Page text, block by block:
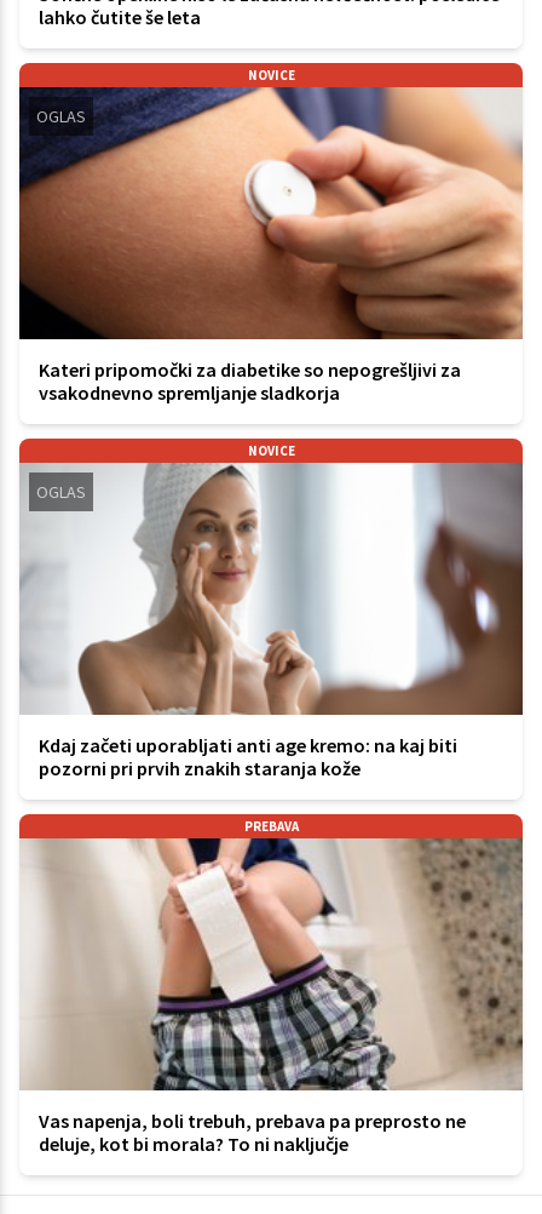
lahko čutite še leta
NOVICE
OGLAS
Kateri pripomočki za diabetike so nepogrešljivi za
vsakodnevno spremljanje sladkorja
NOVICE
OGLAS
Kdaj začeti uporabljati anti age kremo: na kaj biti
pozorni pri prvih znakih staranja kože
PREBAVA
Vas napenja, boli trebuh, prebava pa preprosto ne
deluje, kot bi morala? To ni naključje